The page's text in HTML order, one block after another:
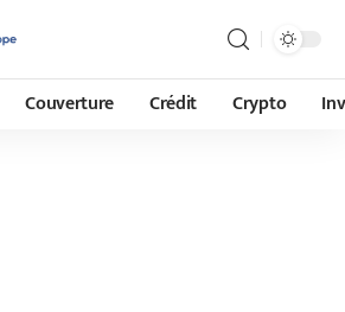
Couverture Crédit Crypto